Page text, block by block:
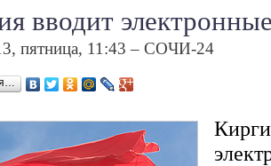
вводит
пятница, 11:43 – СОЧИ-24